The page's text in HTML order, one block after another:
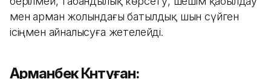
мен арман жолындағы батылдық шын сүйген
ісіңмен айналысуға жетелейді.
Арманбек Күнтуған: